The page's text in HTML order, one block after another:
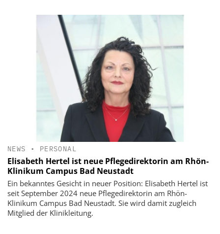
NEWS • PERSONAL
Elisabeth Hertel ist neue Pflegedirektorin am Rhön-
Klinikum Campus Bad Neustadt
Ein bekanntes Gesicht in neuer Position: Elisabeth Hertel ist
seit September 2024 neue Pflegedirektorin am Rhön-
Klinikum Campus Bad Neustadt. Sie wird damit zugleich
Mitglied der Klinikleitung.